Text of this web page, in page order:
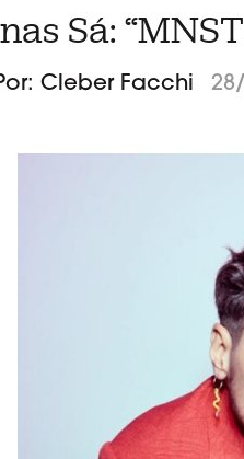
Sá:
Cleber Facchi